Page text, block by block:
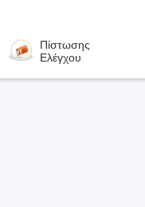
Πίστωσης
Ελέγχου